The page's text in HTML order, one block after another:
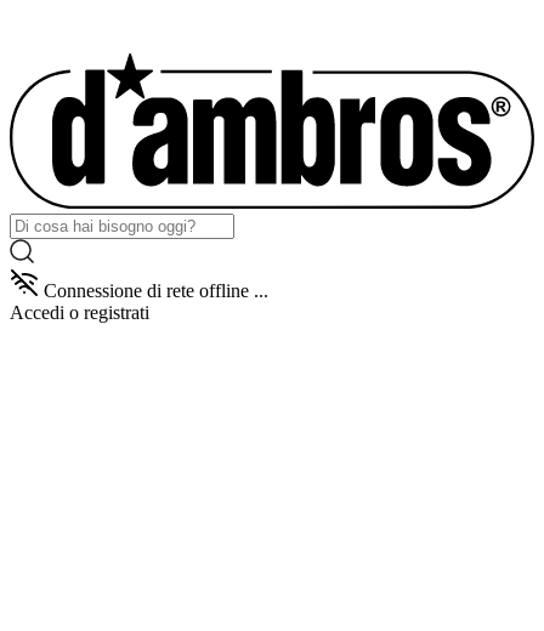
Connessione di rete offline ...
Accedi o registrati